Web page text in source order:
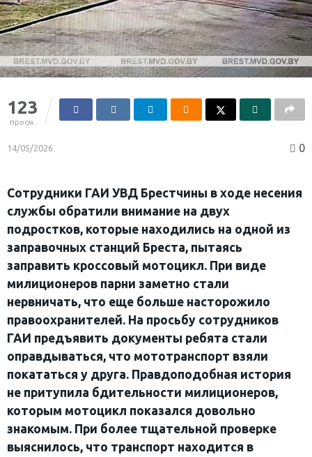
123
просм.
14/05/2026 0
Сотрудники ГАИ УВД Брестчины в ходе несения
службы обратили внимание на двух
подростков, которые находились на одной из
заправочных станций Бреста, пытаясь
заправить кроссовый мотоцикл. При виде
милиционеров парни заметно стали
нервничать, что еще больше насторожило
правоохранителей. На просьбу сотрудников
ГАИ предъявить документы ребята стали
оправдываться, что мототранспорт взяли
покататься у друга. Правдоподобная история
не притупила бдительности милиционеров,
которым мотоцикл показался довольно
знакомым. При более тщательной проверке
выяснилось, что транспорт находится в